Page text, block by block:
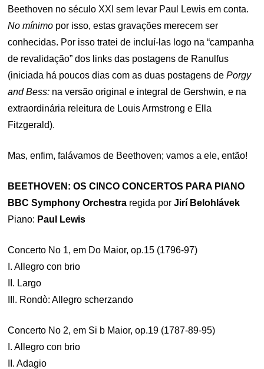
Beethoven no século XXI sem levar Paul Lewis em conta.
No mínimo por isso, estas gravações merecem ser
conhecidas. Por isso tratei de incluí-las logo na “campanha
de revalidação” dos links das postagens de Ranulfus
(iniciada há poucos dias com as duas postagens dePorgy
and Bess: na versão original e integral de Gershwin, e na
extraordinária releitura de Louis Armstrong e Ella
Fitzgerald).
Mas, enfim, falávamos de Beethoven; vamos a ele, então!
BEETHOVEN: OS CINCO CONCERTOS PARA PIANO
BBC Symphony Orchestra regida porJirí Belohlávek
Piano: Paul Lewis
Concerto No 1, em Do Maior, op.15 (1796-97)
I. Allegro con brio
II. Largo
III. Rondò: Allegro scherzando
Concerto No 2, em Si b Maior, op.19 (1787-89-95)
I. Allegro con brio
II. Adagio